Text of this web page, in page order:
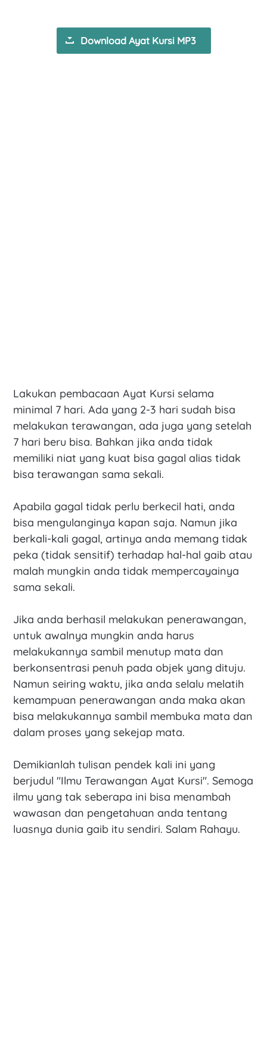
Download Ayat Kursi MP3
Lakukan pembacaan Ayat Kursi selama
minimal 7 hari. Ada yang 2-3 hari sudah bisa
melakukan terawangan, ada juga yang setelah
7 hari beru bisa. Bahkan jika anda tidak
memiliki niat yang kuat bisa gagal alias tidak
bisa terawangan sama sekali.
Apabila gagal tidak perlu berkecil hati, anda
bisa mengulanginya kapan saja. Namun jika
berkali-kali gagal, artinya anda memang tidak
peka (tidak sensitif) terhadap hal-hal gaib atau
malah mungkin anda tidak mempercayainya
sama sekali.
Jika anda berhasil melakukan penerawangan,
untuk awalnya mungkin anda harus
melakukannya sambil menutup mata dan
berkonsentrasi penuh pada objek yang dituju.
Namun seiring waktu, jika anda selalu melatih
kemampuan penerawangan anda maka akan
bisa melakukannya sambil membuka mata dan
dalam proses yang sekejap mata.
Demikianlah tulisan pendek kali ini yang
berjudul "Ilmu Terawangan Ayat Kursi". Semoga
ilmu yang tak seberapa ini bisa menambah
wawasan dan pengetahuan anda tentang
luasnya dunia gaib itu sendiri. Salam Rahayu.